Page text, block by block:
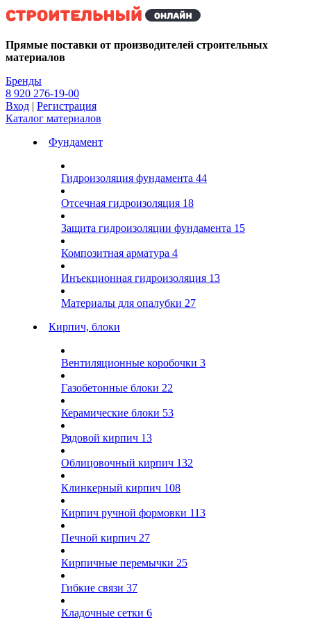
Kg
Прямые поставки от производителей строительных
материалов
Бренды
8 920 276-19-00
Вход | Регистрация
Каталог материалов
Фундамент
Гидроизоляция фундамента 44
Отсечная гидроизоляция 18
Защита гидроизоляции фундамента 15
Композитная арматура 4
Инъекционная гидроизоляция 13
Материалы для опалубки 27
Кирпич, блоки
Вентиляционные коробочки 3
Газобетонные блоки 22
Керамические блоки 53
Рядовой кирпич 13
Облицовочный кирпич 132
Клинкерный кирпич 108
Кирпич ручной формовки 113
Печной кирпич 27
Кирпичные перемычки 25
Гибкие связи 37
Кладочные сетки 6